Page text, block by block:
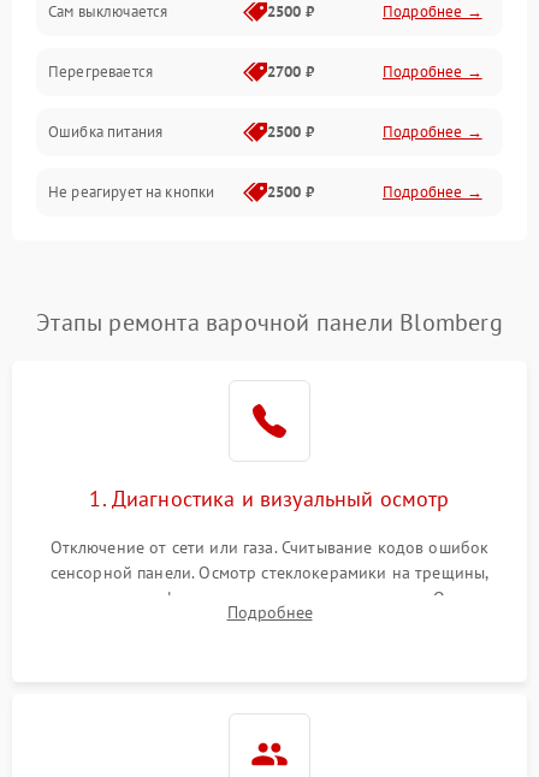
Сам выключается 2500 ₽ Подробнее →
Перегревается 2700 ₽ Подробнее →
Ошибка питания 2500 ₽ Подробнее →
Не реагирует на кнопки 2500 ₽ Подробнее →
Этапы ремонта варочной панели Blomberg
1. Диагностика и визуальный осмотр
Отключение от сети или газа. Считывание кодов ошибок
сенсорной панели. Осмотр стеклокерамики на трещины,
проверка конфорок на равномерность нагрева. Опрос
клиента о симптомах (не включается, не видит посуду,
Подробнее